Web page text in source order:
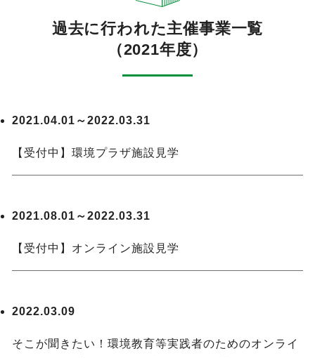
過去に行われた主催事業一覧
（2021年度）
2021.04.01～2022.03.31
【受付中】環境プラザ施設見学
2021.08.01～2022.03.31
【受付中】オンライン施設見学
2022.03.09
そこが聞きたい！環境教育等実践者のためのオンライ